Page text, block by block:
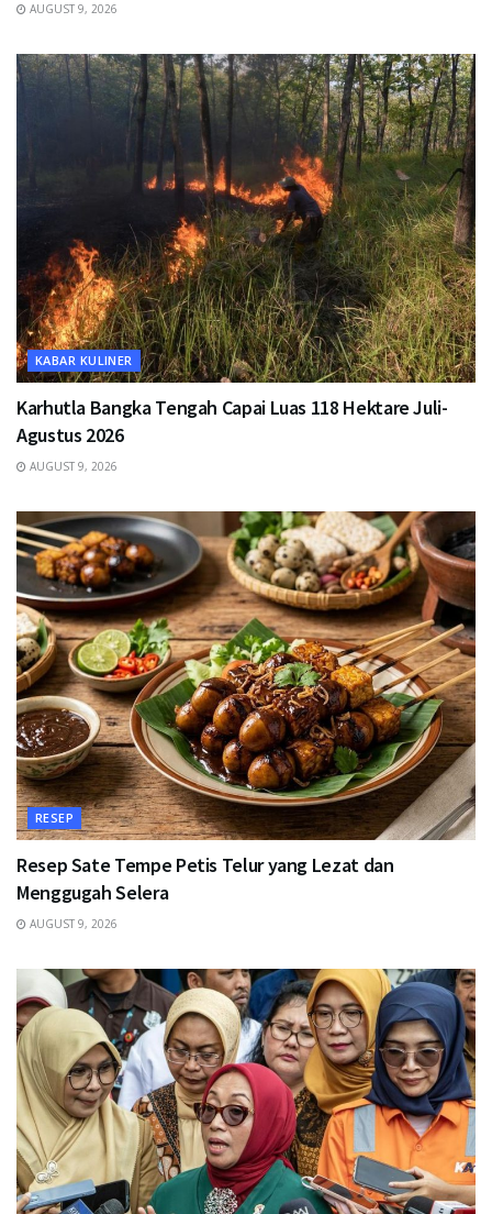
AUGUST 9, 2026
KABAR KULINER
Karhutla Bangka Tengah Capai Luas 118 Hektare Juli-
Agustus 2026
AUGUST 9, 2026
RESEP
Resep Sate Tempe Petis Telur yang Lezat dan
Menggugah Selera
AUGUST 9, 2026